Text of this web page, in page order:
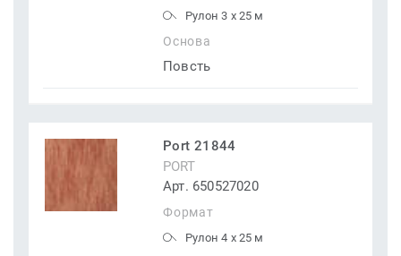
Рулон 3 x 25 м
Основа
Повсть
Port 21844
PORT
Арт. 650527020
Формат
Рулон 4 x 25 м